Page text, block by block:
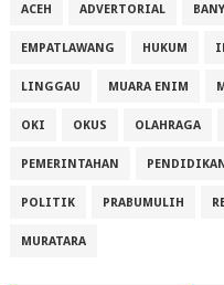
ACEH ADVERTORIAL
EMPATLAWANG HUKUM
LINGGAU MUARA ENIM
OKI OKUS OLAHRAGA
PEMERINTAHAN
POLITIK PRABUMULIH
MURATARA